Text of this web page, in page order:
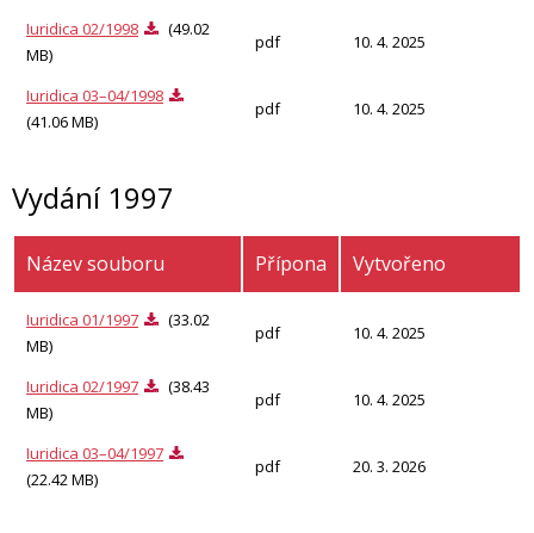
Iuridica 02/1998
(49.02
MB)
pdf 10. 4. 2025
Iuridica 03–04/1998
(41.06 MB)
pdf 10. 4. 2025
Vydání 1997
Název souboru Přípona Vytvořeno
Iuridica 01/1997
(33.02
MB)
pdf 10. 4. 2025
Iuridica 02/1997
(38.43
MB)
pdf 10. 4. 2025
Iuridica 03–04/1997
(22.42 MB)
pdf 20. 3. 2026